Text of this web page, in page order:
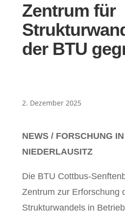
Zentrum für
der BTU
2. Dezember 2025
NEWS / FORSCHUNG
NIEDERLAUSITZ
Die BTU Cottbus-
Zentrum zur Erforschung
Strukturwandels in